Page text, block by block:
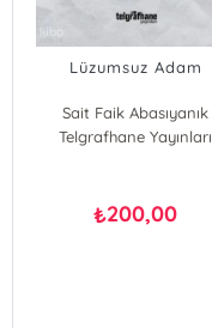
Lüzumsuz Adam
Sait Faik Abasıyanık
Telgrafhane Yayınları
₺200,00